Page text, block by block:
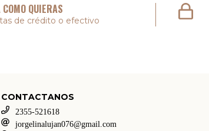
COMO QUIERAS
de crédito o efectivo
CONTACTANOS
2355-521618
jorgelinalujan076@gmail.com